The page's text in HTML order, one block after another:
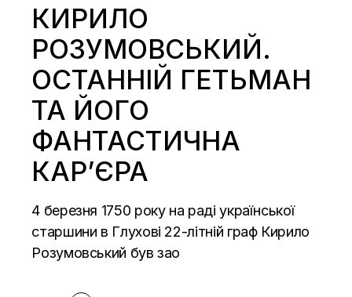
КИРИЛО
РОЗУМОВСЬКИЙ.
ОСТАННІЙ ГЕТЬМАН
ТА ЙОГО
ФАНТАСТИЧНА
КАР’ЄРА
4 березня 1750 року на раді української
старшини в Глухові 22-літній граф Кирило
Розумовський був зао